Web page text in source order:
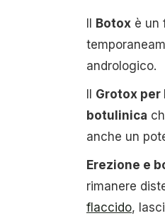
Botox è un
andrologico.
Grotox per
botulinica
anche un
Erezione e
rimanere
flaccido,